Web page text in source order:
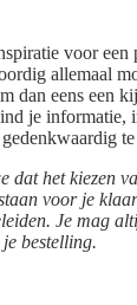
voor
allemaal
dan eens een
je informatie,
dat het kiezen
voor je
Je mag
bestelling.